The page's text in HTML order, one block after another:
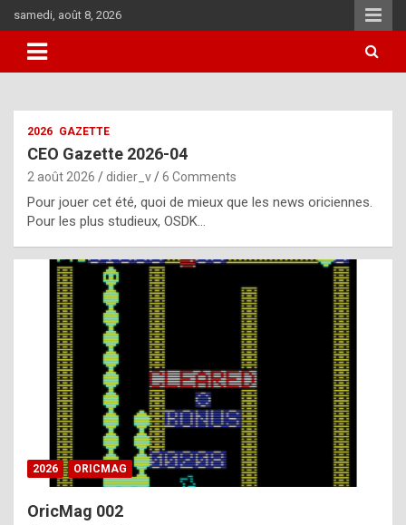
to
content
samedi, août 8, 2026
i
u
l
y
d
i
ff
i
2026 GAZETTE
CEO Gazette 2026-04
2 août 2026 didier_v 6 Comments
Pour jouer cet été, quoi de mieux que les news oriciennes.
Pour les plus studieux, OSDK…
2026 ORICMAG
OricMag 002